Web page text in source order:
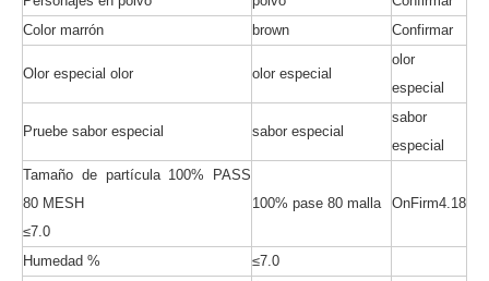
Color marrón
brown Confirmar
Olor especial olor olor especial
olor
especial
Pruebe sabor especial sabor especial
sabor
especial
Tamaño de partícula 100% PASS
80 MESH
≤7.0
100% pase 80 malla OnFirm4.18
Humedad %
≤7.0